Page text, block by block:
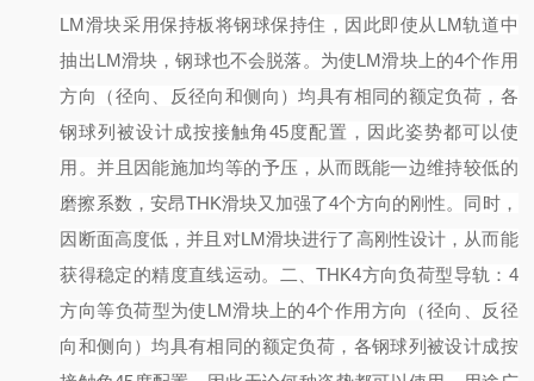
LM滑块采用保持板将钢球保持住，因此即使从LM轨道中
抽出LM滑块，钢球也不会脱落。 为使LM滑块上的4个作用
方向（径向、反径向和侧向）均具有相同的额定负荷，各
钢球列被设计成按接触角45度配置，因此姿势都可以使
用。并且因能施加均等的予压，从而既能一边维持较低的
磨擦系数，安昂THK滑块又加强了4个方向的刚性。同时，
因断面高度低，并且对LM滑块进行了高刚性设计，从而能
获得稳定的精度直线运动。
二、THK4方向负荷型导轨： 4
方向等负荷型为使LM滑块上的4个作用方向（径向、反径
向和侧向）均具有相同的额定负荷，各钢球列被设计成按